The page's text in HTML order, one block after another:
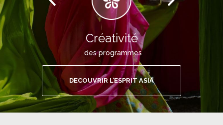
Créativité
des programmes
DECOUVRIR L’ESPRIT ASIA